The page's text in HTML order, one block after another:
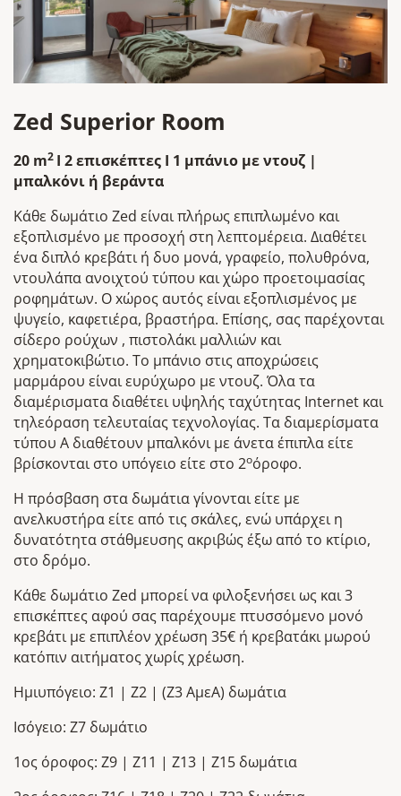
Zed Superior Room
20 m2 I 2 επισκέπτες I 1 μπάνιο με ντουζ |
μπαλκόνι ή βεράντα
Κάθε δωμάτιο Zed είναι πλήρως επιπλωμένο και
εξοπλισμένο με προσοχή στη λεπτομέρεια. Διαθέτει
ένα διπλό κρεβάτι ή δυο μονά, γραφείο, πολυθρόνα,
ντουλάπα ανοιχτού τύπου και χώρο προετοιμασίας
ροφημάτων. O xώρος αυτός είναι εξοπλισμένος με
ψυγείο, καφετιέρα, βραστήρα. Επίσης, σας παρέχονται
σίδερο ρούχων , πιστολάκι μαλλιών και
χρηματοκιβώτιο. Το μπάνιο στις αποχρώσεις
μαρμάρου είναι ευρύχωρο με ντουζ. Όλα τα
διαμέρισματα διαθέτει υψηλής ταχύτητας Internet και
τηλεόραση τελευταίας τεχνολογίας. Τα διαμερίσματα
τύπου Α διαθέτουν μπαλκόνι με άνετα έπιπλα είτε
βρίσκονται στο υπόγειο είτε στο 2οόροφο.
Η πρόσβαση στα δωμάτια γίνονται είτε με
ανελκυστήρα είτε από τις σκάλες, ενώ υπάρχει η
δυνατότητα στάθμευσης ακριβώς έξω από το κτίριο,
στο δρόμο.
Κάθε δωμάτιο Zed μπορεί να φιλοξενήσει ως και 3
επισκέπτες αφού σας παρέχουμε πτυσσόμενο μονό
κρεβάτι με επιπλέον χρέωση 35€ ή κρεβατάκι μωρού
κατόπιν αιτήματος χωρίς χρέωση.
Ημιυπόγειο: Z1 | Z2 | (Z3 ΑμεΑ) δωμάτια
Ισόγειο: Z7 δωμάτιo
1oς όροφος: Z9 | Z11 | Z13 | Z15 δωμάτια